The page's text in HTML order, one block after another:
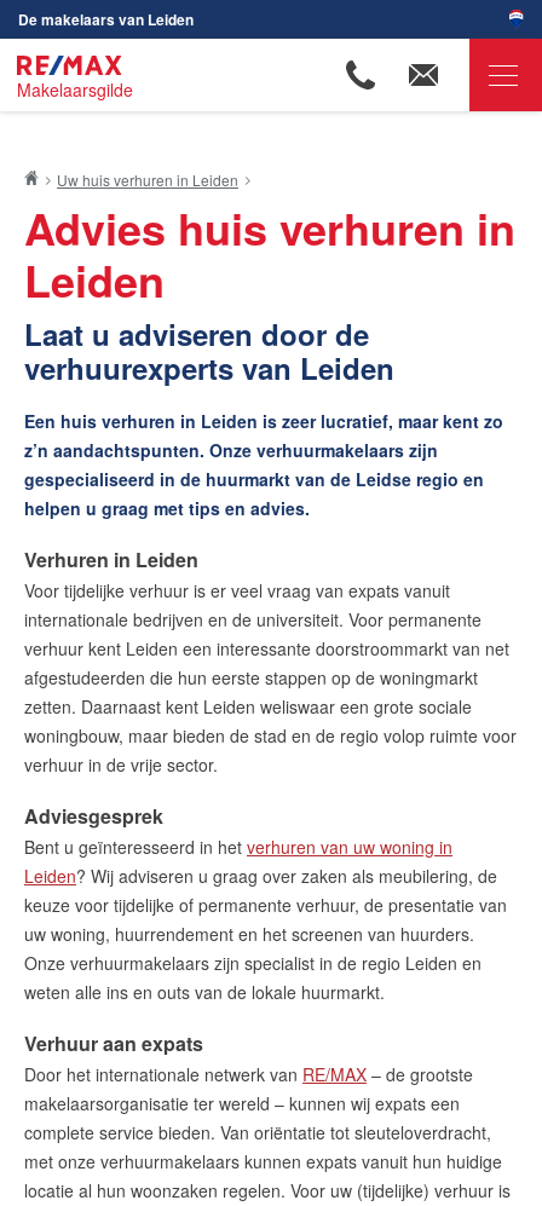
De makelaars van Leiden
Makelaarsgilde
Ons aanbod
Woningzoekers
Onze makelaars
Ons werkgebied
Huis verkopen
Huis kopen
Huis verhuren
De huurwaarde van uw huis
Huis verhuren in Leiden
Kosten verhuur
Succesvol verhuren in 7 stappen
Beheer beleggingspanden
Team Verhuur
Huis huren
Contact
Zelfstandig makelaar worden
Blog
Nieuwe kansen voor starters op
Maak een afspraak
Uw huis verhuren in Leiden
Advies huis verhuren in
Leiden
Laat u adviseren door de
verhuurexperts van Leiden
Een huis verhuren in Leiden is zeer lucratief, maar kent zo
z’n aandachtspunten. Onze verhuurmakelaars zijn
gespecialiseerd in de huurmarkt van de Leidse regio en
helpen u graag met tips en advies.
Verhuren in Leiden
Voor tijdelijke verhuur is er veel vraag van expats vanuit
internationale bedrijven en de universiteit. Voor permanente
verhuur kent Leiden een interessante doorstroommarkt van net
afgestudeerden die hun eerste stappen op de woningmarkt
zetten. Daarnaast kent Leiden weliswaar een grote sociale
woningbouw, maar bieden de stad en de regio volop ruimte voor
verhuur in de vrije sector.
Adviesgesprek
Bent u geïnteresseerd in het verhuren van uw woning in
Leiden? Wij adviseren u graag over zaken als meubilering, de
keuze voor tijdelijke of permanente verhuur, de presentatie van
uw woning, huurrendement en het screenen van huurders.
Onze verhuurmakelaars zijn specialist in de regio Leiden en
weten alle ins en outs van de lokale huurmarkt.
Verhuur aan expats
Door het internationale netwerk van RE/MAX – de grootste
makelaarsorganisatie ter wereld – kunnen wij expats een
complete service bieden. Van oriëntatie tot sleuteloverdracht,
met onze verhuurmakelaars kunnen expats vanuit hun huidige
locatie al hun woonzaken regelen. Voor uw (tijdelijke) verhuur is